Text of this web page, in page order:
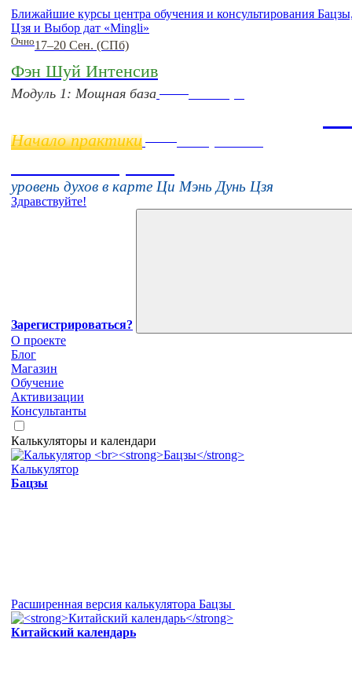
Ближайшие курсы центра обучения и консультирования
Цзя и Выбор дат «Mingli»
Очно17–20 Сен. (СПб)
Фэн Шуй Интенсив
Модуль 1: Мощная база
Начало практики
уровень духов в карте Ци Мэнь Дунь Цзя
Здравствуйте!
Зарегистрироваться?
О проекте
Блог
Магазин
Обучение
Активизации
Консультанты
Калькуляторы и календари
Калькулятор
Бацзы
Расширенная версия калькулятора Бацзы
Китайский календарь